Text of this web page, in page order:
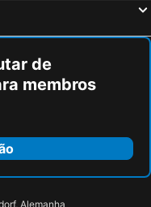
de
membros
Alemanha